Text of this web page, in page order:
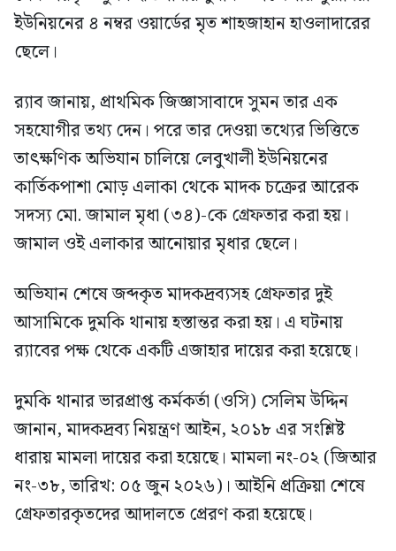
ইউনিয়নের ৪ নম্বর ওয়ার্ডের মৃত শাহজাহান হাওলাদারের
ছেলে।
র‍্যাব জানায়, প্রাথমিক জিজ্ঞাসাবাদে সুমন তার এক
সহযোগীর তথ্য দেন। পরে তার দেওয়া তথ্যের ভিত্তিতে
তাৎক্ষণিক অভিযান চালিয়ে লেবুখালী ইউনিয়নের
কার্তিকপাশা মোড় এলাকা থেকে মাদক চক্রের আরেক
সদস্য মো. জামাল মৃধা (৩৪)-কে গ্রেফতার করা হয়।
জামাল ওই এলাকার আনোয়ার মৃধার ছেলে।
অভিযান শেষে জব্দকৃত মাদকদ্রব্যসহ গ্রেফতার দুই
আসামিকে দুমকি থানায় হস্তান্তর করা হয়। এ ঘটনায়
র‍্যাবের পক্ষ থেকে একটি এজাহার দায়ের করা হয়েছে।
দুমকি থানার ভারপ্রাপ্ত কর্মকর্তা (ওসি) সেলিম উদ্দিন
জানান, মাদকদ্রব্য নিয়ন্ত্রণ আইন, ২০১৮ এর সংশ্লিষ্ট
ধারায় মামলা দায়ের করা হয়েছে। মামলা নং-০২ (জিআর
নং-৩৮, তারিখ: ০৫ জুন ২০২৬)। আইনি প্রক্রিয়া শেষে
গ্রেফতারকৃতদের আদালতে প্রেরণ করা হয়েছে।